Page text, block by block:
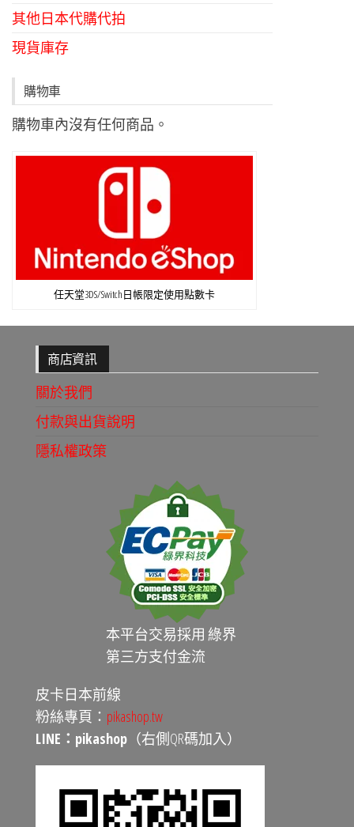
其他日本代購代拍
現貨庫存
購物車
購物車內沒有任何商品。
任天堂3DS/Switch日帳限定使用點數卡
商店資訊
關於我們
付款與出貨說明
隱私權政策
本平台交易採用 綠界
第三方支付金流
皮卡日本前線
粉絲專頁： pikashop.tw
LINE：pikashop （右側QR碼加入）